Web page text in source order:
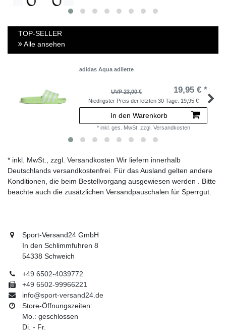
TOP-SELLER
Alle ansehen
adidas Aqua adilette
UVP 23,00 € 19,95 € *
Niedrigster Preis der letzten 30 Tage: 19,95 €
In den Warenkorb
* inkl. ges. MwSt. zzgl. Versandkosten
* inkl. MwSt., zzgl. Versandkosten Wir liefern innerhalb
Deutschlands versandkostenfrei. Für das Ausland gelten andere
Konditionen, die beim Bestellvorgang ausgewiesen werden . Bitte
beachte auch die zusätzlichen Versandpauschalen für Sperrgut.
Sport-Versand24 GmbH
In den Schlimmfuhren 8
54338 Schweich
+49 6502-4039772
+49 6502-99966221
info@sport-versand24.de
Store-Öffnungszeiten:
Mo.: geschlossen
Di. - Fr.